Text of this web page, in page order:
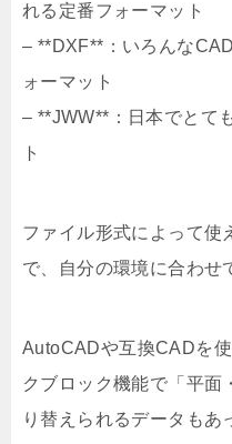
れる定番フォーマット
– **DXF**：いろんな
ォーマット
– **JWW**：日本でとて
ト
ファイル形式によって使
で、自分の環境に合わせ
AutoCADや互換CADを
クブロック機能で「平面
り替えられるデータもあ